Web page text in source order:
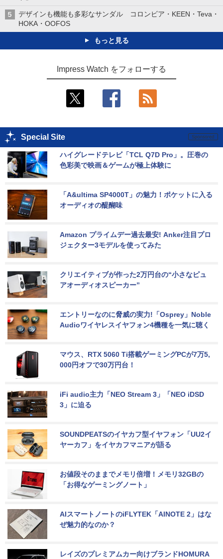
デザインも機能も多彩なサンダル コロンビア・KEEN・Teva・
HOKA・OOFOS
もっと見る
Impress Watch をフォローする
Special Site
ハイグレードテレビ「TCL Q7D Pro」。圧巻の
色彩美で映画＆ゲームが極上体験に
「A&ultima SP4000T」の魅力！ポケットに入る
オーディオの醍醐味
Amazon プライムデー過去最安! Anker注目プロ
ジェクター3モデルを使ってみた
クリエイティブが作った2万円台の“小さなピュ
アオーディオスピーカー”
エントリーなのに脅威の実力!「Osprey」Noble
Audioワイヤレスイヤフォン4機種を一気に聴く
マウス、RTX 5060 Ti搭載ゲーミングPCが7万5,
000円オフで30万円台！
iFi audio主力「NEO Stream 3」「NEO iDSD
3」に迫る
SOUNDPEATSのイヤカフ型イヤフォン「UU2イ
ヤーカフ」をイヤカフマニアが語る
お値段そのままでメモリ倍増！メモリ32GBの
「お得なゲーミングノート」
AIスマートノートのiFLYTEK「AINOTE 2」はな
ぜ魅力的なのか？
レイズのプレミアムカー向けブランドHOMURA